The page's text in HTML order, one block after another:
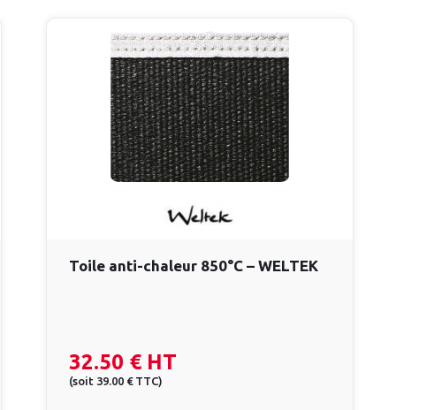
Toile anti-chaleur 850°C – WELTEK
32.50 € HT
(soit 39.00 € TTC)